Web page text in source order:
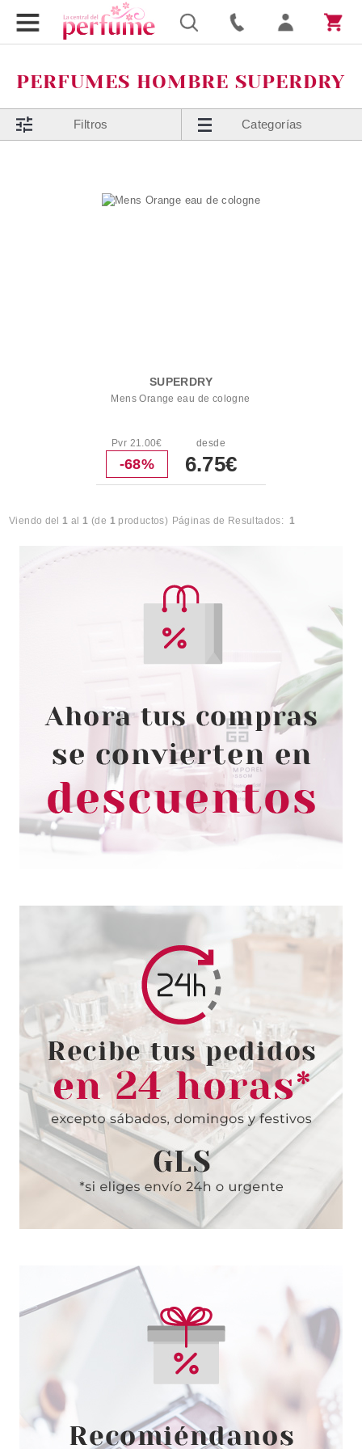
PERFUMES HOMBRE SUPERDRY
Filtros Categorías
SUPERDRY
Mens Orange eau de cologne
Pvr 21.00€
-68%
desde
6.75€
Viendo del1 al1 (de 1productos) Páginas de Resultados: 1